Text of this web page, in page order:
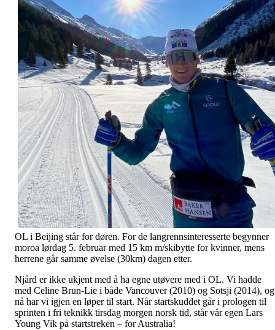
OL i Beijing står for døren. For de langrennsinteresserte begynner
moroa lørdag 5. februar med 15 km m/skibytte for kvinner, mens
herrene går samme øvelse (30km) dagen etter.
Njård er ikke ukjent med å ha egne utøvere med i OL. Vi hadde
med Celine Brun-Lie i både Vancouver (2010) og Sotsji (2014), og
nå har vi igjen en løper til start. Når startskuddet går i prologen til
sprinten i fri teknikk tirsdag morgen norsk tid, står vår egen Lars
Young Vik på startstreken – for Australia!